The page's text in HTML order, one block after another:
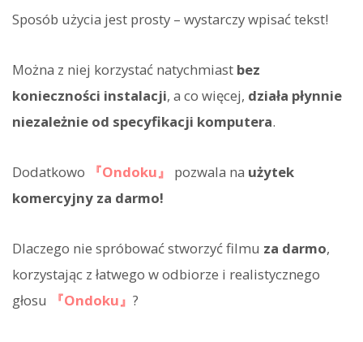
Sposób użycia jest prosty – wystarczy wpisać tekst!
Można z niej korzystać natychmiast bez
konieczności instalacji, a co więcej, działa płynnie
niezależnie od specyfikacji komputera.
Dodatkowo 『Ondoku』 pozwala na użytek
komercyjny za darmo!
Dlaczego nie spróbować stworzyć filmu za darmo,
korzystając z łatwego w odbiorze i realistycznego
głosu
『Ondoku』 ?